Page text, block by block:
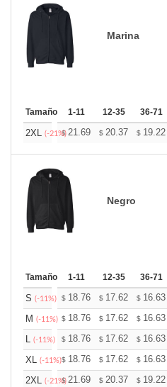
Marina
Tamaño 1-11 12-35 36-71
2XL (-21%)
$21.69 $ 20.37 $ 19.22
Negro
Tamaño 1-11 12-35 36-71
S (-11%) $ 18.76 $ 17.62 $ 16.63
M (-11%) $ 18.76 $ 17.62 $ 16.63
L (-11%) $ 18.76 $ 17.62 $ 16.63
XL (-11%)$ 18.76 $ 17.62 $ 16.63
2XL (-21%)
$21.69 $ 20.37 $ 19.22